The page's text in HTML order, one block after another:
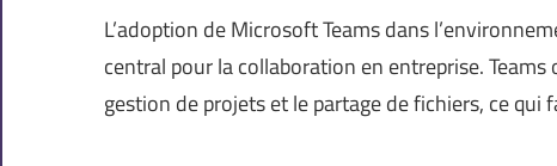
L’adoption de Microsoft Teams dans
central pour la collaboration en entreprise.
gestion de projets et le partage de fichiers, ce qui